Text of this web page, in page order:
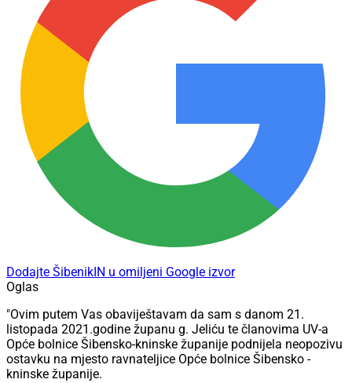
Dodajte ŠibenikIN u omiljeni Google izvor
Oglas
"Ovim putem Vas obaviještavam da sam s danom 21.
listopada 2021.godine županu g. Jeliću te članovima UV-a
Opće bolnice Šibensko-kninske županije podnijela neopozivu
ostavku na mjesto ravnateljice Opće bolnice Šibensko -
kninske županije.